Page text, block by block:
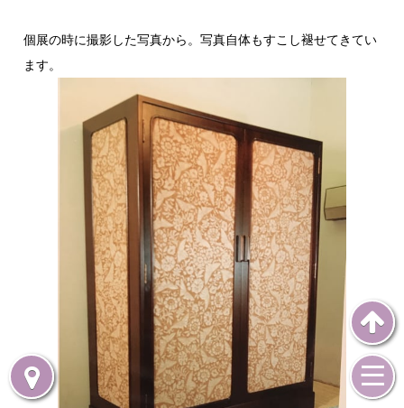
個展の時に撮影した写真から。写真自体もすこし褪せてきてい
ます。